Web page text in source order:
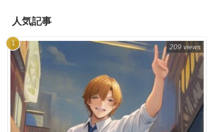
人気記事
209 views